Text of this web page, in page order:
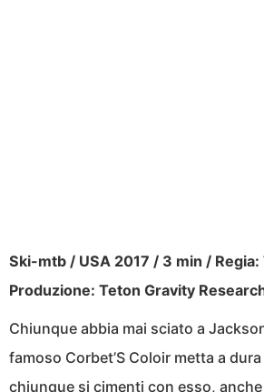
Ski-mtb / USA 2017 / 3 min /
Produzione: Teton Gravity
Chiunque abbia mai sciato a
famoso Corbet’S Coloir metta a
chiunque si cimenti con esso,